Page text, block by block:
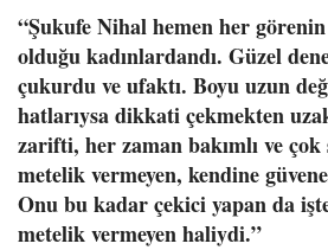
“Şukufe Nihal hemen her
olduğu kadınlardandı. Güzel
çukurdu ve ufaktı. Boyu uzun
hatlarıysa dikkati çekmekten
zarifti, her zaman bakımlı ve çok
metelik vermeyen, kendine
Onu bu kadar çekici yapan da
metelik vermeyen haliydi.”